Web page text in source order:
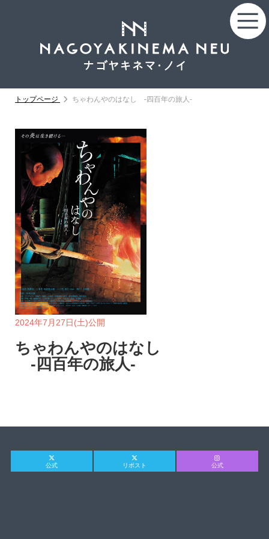
トップページ ちゃわんやのはなし -四百年の旅人-
2024年7月27日(土)公開
ちゃわんやのはなし
-四百年の旅人-
公式 リポスト 公式